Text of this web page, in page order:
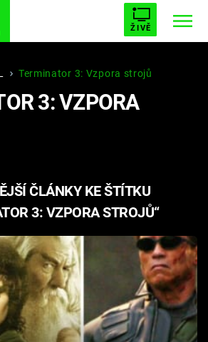
ŽIVĚ
BUFFY, PŘEMOŽITELKA UPÍRŮ
AVENGERS 5
Terminator 3: Vzpora strojů
3: VZPORA
ČLÁNKY KE ŠTÍTKU
3: VZPORA STROJŮ“